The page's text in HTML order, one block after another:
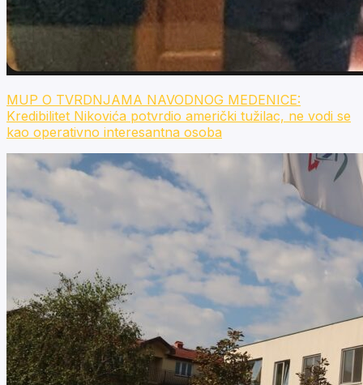
MUP O TVRDNJAMA NAVODNOG MEDENICE:
Kredibilitet Nikovića potvrdio američki tužilac, ne vodi se
kao operativno interesantna osoba